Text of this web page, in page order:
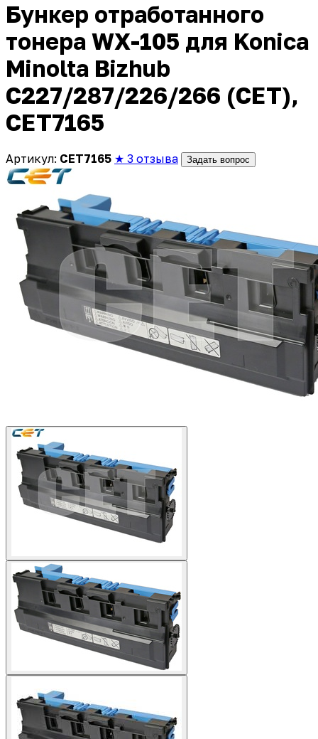
Бункер отработанного
тонера WX-105 для Konica
Minolta Bizhub
C227/287/226/266 (CET),
CET7165
Артикул: CET7165 ★ 3 отзыва Задать вопрос